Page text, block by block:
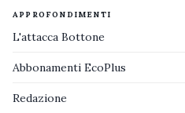
APPROFONDIMENTI
L'attacca Bottone
Abbonamenti EcoPlus
Redazione